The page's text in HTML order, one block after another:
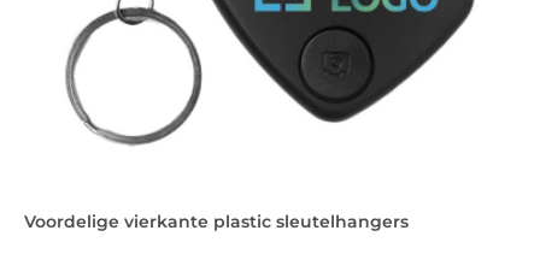
Voordelige vierkante plastic sleutelhangers